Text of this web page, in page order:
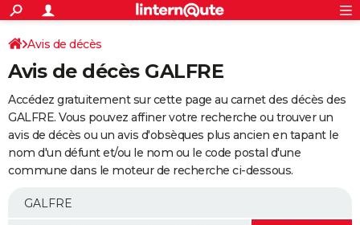
ACTUALITÉS
Politique
Société
Faits Divers
Education
Monde
Villes
+
SPORT
Coupe du monde 2026
Football
Tennis
Cyclisme
Rugby
Forum
Programme TV
TNT
Streaming
Cinéma
Sorties cinéma
Musique
+
FINANCE
Retraite
Epargne
Immobilier
Risques naturels par ville
Banque
Assurance
AUTO
Essais
Réserver un essai
Citadines
Berlines
SUV
Forum auto
+
Mobiles
Meilleur smartphone
Internet
Ordinateurs
Jeux vidéo
Guide high-tech
Avis de décès
Avis de décès GALFRE
Accédez gratuitement sur cette page au carnet des décès des
GALFRE. Vous pouvez affiner votre recherche ou trouver un
avis de décès ou un avis d'obsèques plus ancien en tapant le
nom d'un défunt et/ou le nom ou le code postal d'une
commune dans le moteur de recherche ci-dessous.